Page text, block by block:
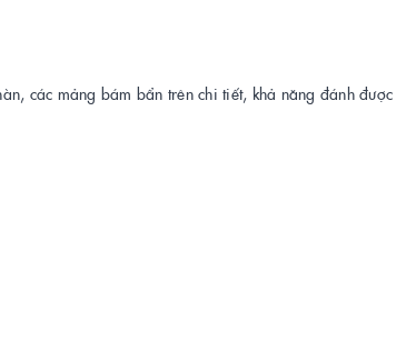
các mảng bám bẩn trên chi tiết, khả năng đánh được